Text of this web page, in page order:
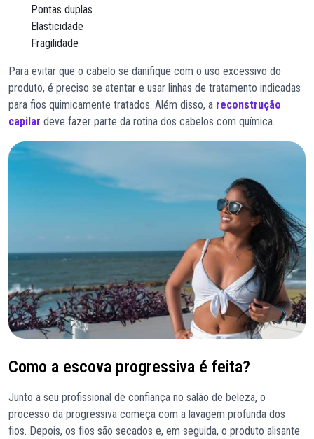
Pontas duplas
Elasticidade
Fragilidade
Para evitar que o cabelo se danifique com o uso excessivo do
produto, é preciso se atentar e usar linhas de tratamento indicadas
para fios quimicamente tratados. Além disso, a reconstrução
capilar deve fazer parte da rotina dos cabelos com química.
Como a escova progressiva é feita?
Junto a seu profissional de confiança no salão de beleza, o
processo da progressiva começa com a lavagem profunda dos
fios. Depois, os fios são secados e, em seguida, o produto alisante